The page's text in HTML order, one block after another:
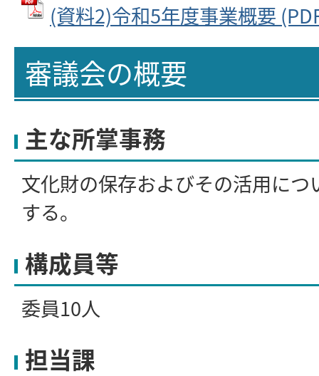
(資料2)令和5年度事業概要
審議会の概要
主な所掌事務
文化財の保存およびその活用につ
する。
構成員等
委員10人
担当課